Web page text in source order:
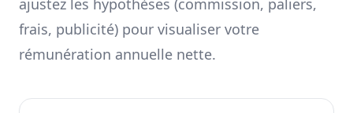
ajustez les hypothèses (commission, paliers,
frais, publicité) pour visualiser votre
rémunération annuelle nette.